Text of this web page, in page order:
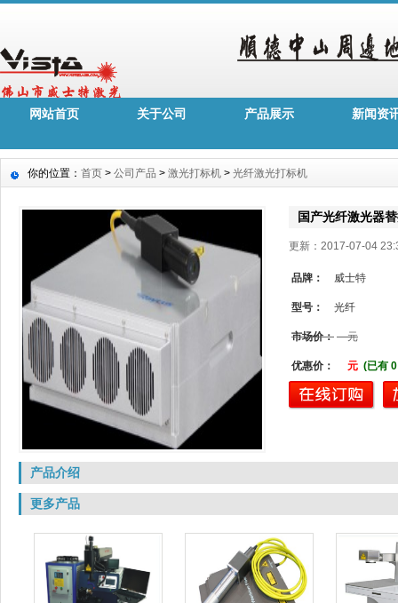
网站首页 关于公司 产品展示 新闻资
你的位置： 首页 > 公司产品 > 激光打标机 > 光纤激光打标机
国产光纤激光器
更新：2017-07-04
品牌： 威士特
型号： 光纤
市场价： 元
优惠价： 元 (已有
产品介绍
更多产品